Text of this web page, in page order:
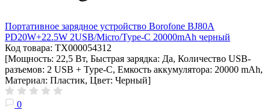
Портативное зарядное устройство Borofone BJ80A
PD20W+22.5W 2USB/Micro/Type-C 20000mAh черный
Код товара: ТХ000054312
[Мощность: 22,5 Вт, Быстрая зарядка: Да, Количество USB-
разъемов: 2 USB + Type-C, Емкость аккумулятора: 20000 mAh,
Материал: Пластик, Цвет: Черный]
0